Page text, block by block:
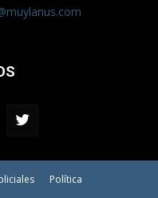
Política